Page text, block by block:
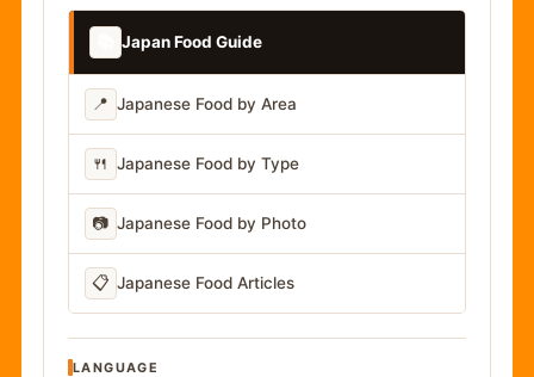
Japan Food Guide
📍 Japanese Food by Area
🍴 Japanese Food by Type
📷 Japanese Food by Photo
📋 Japanese Food Articles
LANGUAGE